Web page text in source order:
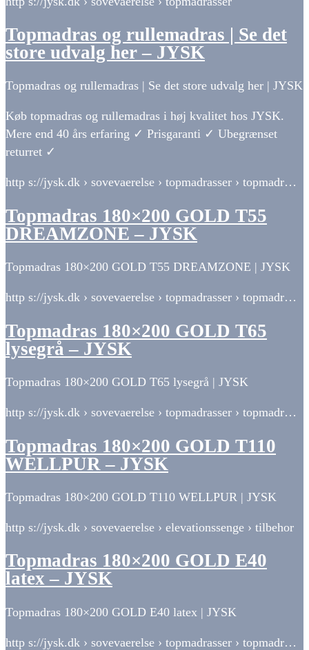
Topmadras og rullemadras | Se det
store udvalg her – JYSK
Topmadras og rullemadras | Se det store udvalg her | JYSK
Køb topmadras og rullemadras i høj kvalitet hos JYSK.
Mere end 40 års erfaring ✓ Prisgaranti ✓ Ubegrænset
returret ✓
http s://jysk.dk › sovevaerelse › topmadrasser › topmadr…
Topmadras 180×200 GOLD T55
DREAMZONE – JYSK
Topmadras 180×200 GOLD T55 DREAMZONE | JYSK
http s://jysk.dk › sovevaerelse › topmadrasser › topmadr…
Topmadras 180×200 GOLD T65
lysegrå – JYSK
Topmadras 180×200 GOLD T65 lysegrå | JYSK
http s://jysk.dk › sovevaerelse › topmadrasser › topmadr…
Topmadras 180×200 GOLD T110
WELLPUR – JYSK
Topmadras 180×200 GOLD T110 WELLPUR | JYSK
http s://jysk.dk › sovevaerelse › elevationssenge › tilbehor
Topmadras 180×200 GOLD E40
latex – JYSK
Topmadras 180×200 GOLD E40 latex | JYSK
http s://jysk.dk › sovevaerelse › topmadrasser › topmadr…